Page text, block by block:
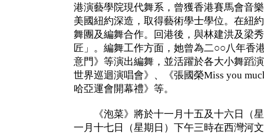
港演藝學院現代舞系，曾獲香港賽馬會音
美國紐約深造，取得藝術學士學位。在紐
舞團及編舞合作。回港後，與林建洪及梁
匠」。編舞工作方面，她曾為二○○八年香
意門》等演出編舞，並活躍於各大小舞蹈
世界巡迴演唱會》、《張國榮Miss you
哈亞運會開幕禮》等。
《泡菜》將於十一月十五及十六日（星
一月十七日（星期日）下午三時在西灣河